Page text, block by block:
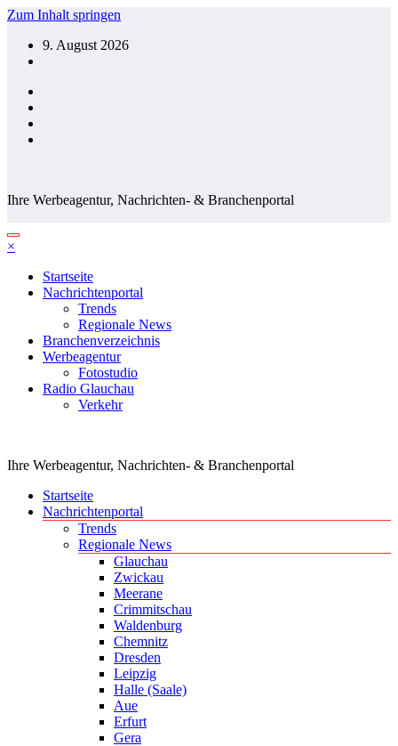
Zum Inhalt springen
9. August 2026
Ihre Werbeagentur, Nachrichten- & Branchenportal
×
Startseite
Nachrichtenportal
Trends
Regionale News
Branchenverzeichnis
Werbeagentur
Fotostudio
Radio Glauchau
Verkehr
Ihre Werbeagentur, Nachrichten- & Branchenportal
Startseite
Nachrichtenportal
Trends
Regionale News
Glauchau
Zwickau
Meerane
Crimmitschau
Waldenburg
Chemnitz
Dresden
Leipzig
Halle (Saale)
Aue
Erfurt
Gera